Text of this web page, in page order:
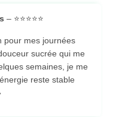
– ⭐⭐⭐⭐⭐
pour mes journées
sucrée qui me
semaines, je me
reste stable